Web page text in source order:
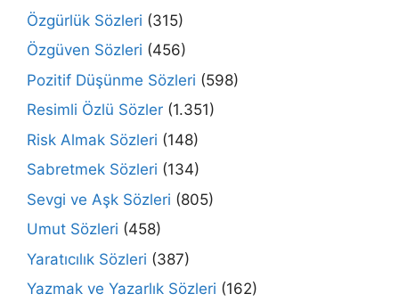
Özgürlük Sözleri (315)
Özgüven Sözleri (456)
Pozitif Düşünme Sözleri (598)
Resimli Özlü Sözler (1.351)
Risk Almak Sözleri (148)
Sabretmek Sözleri (134)
Sevgi ve Aşk Sözleri (805)
Umut Sözleri (458)
Yaratıcılık Sözleri (387)
Yazmak ve Yazarlık Sözleri (162)